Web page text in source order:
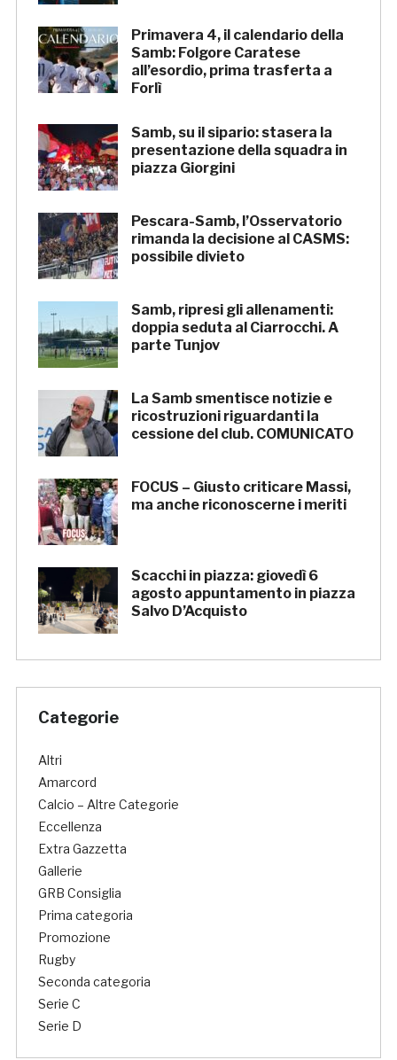
Primavera 4, il calendario della
Samb: Folgore Caratese
all’esordio, prima trasferta a
Forlì
Samb, su il sipario: stasera la
presentazione della squadra in
piazza Giorgini
Pescara-Samb, l’Osservatorio
rimanda la decisione al CASMS:
possibile divieto
Samb, ripresi gli allenamenti:
doppia seduta al Ciarrocchi. A
parte Tunjov
La Samb smentisce notizie e
ricostruzioni riguardanti la
cessione del club. COMUNICATO
FOCUS – Giusto criticare Massi,
ma anche riconoscerne i meriti
Scacchi in piazza: giovedì 6
agosto appuntamento in piazza
Salvo D’Acquisto
Categorie
Altri
Amarcord
Calcio – Altre Categorie
Eccellenza
Extra Gazzetta
Gallerie
GRB Consiglia
Prima categoria
Promozione
Rugby
Seconda categoria
Serie C
Serie D